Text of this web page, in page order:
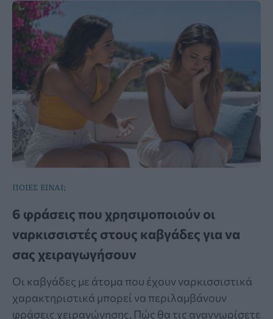
ΠΟΙΕΣ ΕΙΝΑΙ;
6 φράσεις που χρησιμοποιούν οι
ναρκισσιστές στους καβγάδες για να
σας χειραγωγήσουν
Οι καβγάδες με άτομα που έχουν ναρκισσιστικά
χαρακτηριστικά μπορεί να περιλαμβάνουν
φράσεις χειραγώγησης. Πώς θα τις αναγνωρίσετε